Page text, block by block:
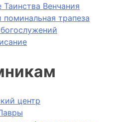
Венчания
поминальная трапеза
центр